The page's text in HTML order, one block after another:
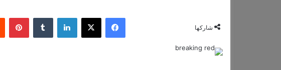
شاركها
فيسبوك ‫X لينكدإن بينتيريست